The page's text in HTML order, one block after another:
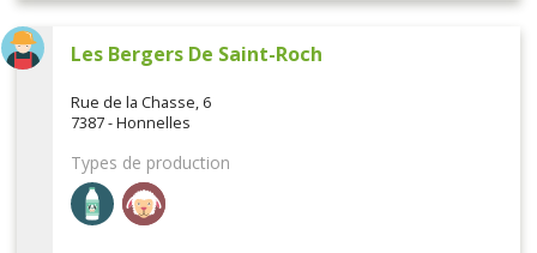
Les Bergers De Saint-Roch
Rue de la Chasse, 6
7387 - Honnelles
Types de production